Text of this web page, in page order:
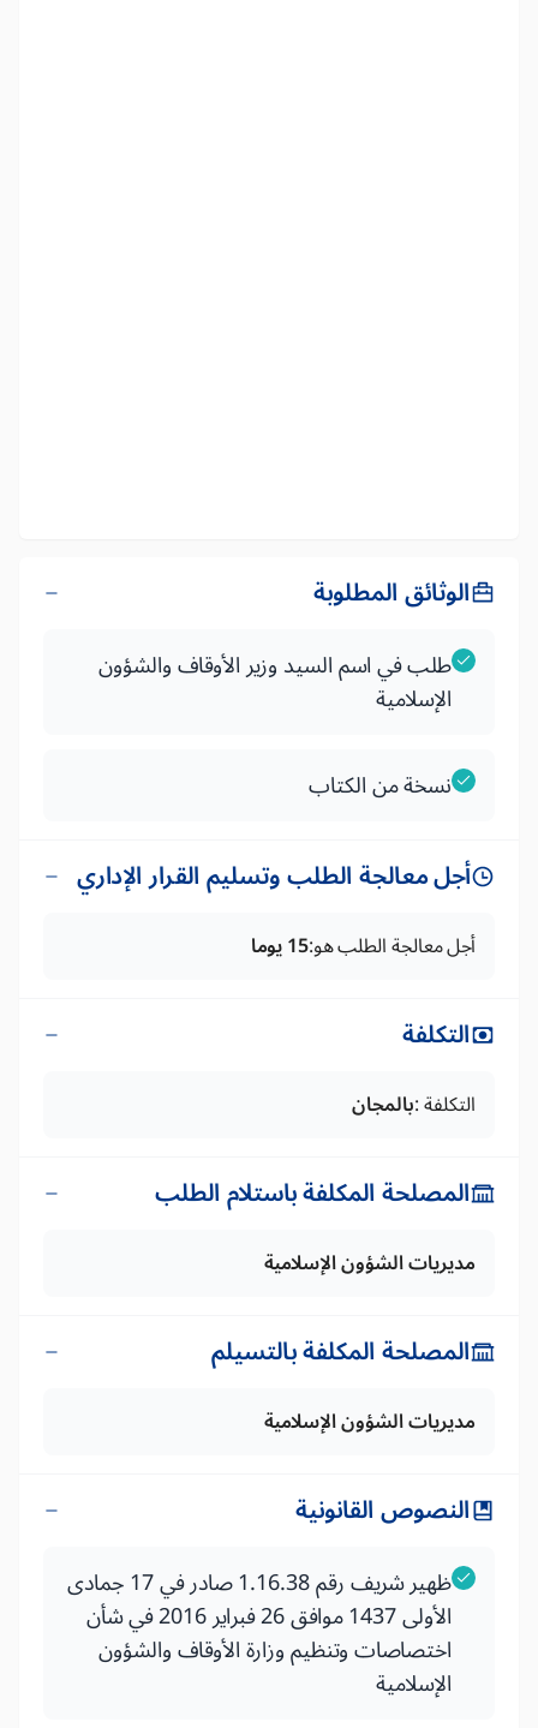
الوثائق المطلوبة
طلب في اسم السيد وزير الأوقاف والشؤون
الإسلامية
نسخة من الكتاب
أجل معالجة الطلب وتسليم القرار الإداري
أجل معالجة الطلب هو:15 يوما
التكلفة
التكلفة :بالمجان
المصلحة المكلفة باستلام الطلب
مديريات الشؤون الإسلامية
المصلحة المكلفة بالتسيلم
مديريات الشؤون الإسلامية
النصوص القانونية
ظهير شريف رقم 1.16.38 صادر في 17 جمادى
الأولى 1437 موافق 26 فبراير 2016 في شأن
اختصاصات وتنظيم وزارة الأوقاف والشؤون
الإسلامية